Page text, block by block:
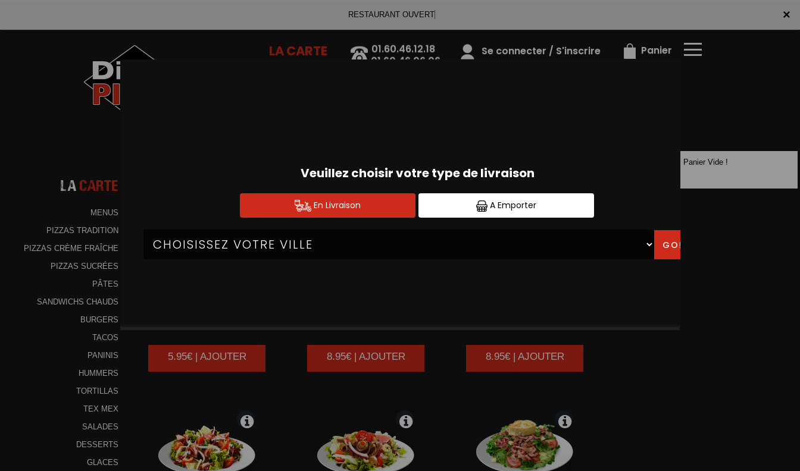
×
RESTAURANT OUVERT
LA CARTE
01.60.46.12.18
01.60.46.06.06
Se connecter / S'inscrire Panier
×
LaCarte
MENUS
PIZZAS TRADITION
PIZZAS CRÈME FRAÎCHE
PIZZAS SUCRÉES
PÂTES
SANDWICHS CHAUDS
BURGERS
TACOS
PANINIS
HUMMERS
TORTILLAS
TEX MEX
SALADES
DESSERTS
GLACES
SALADES
5.95€ | AJOUTER 8.95€ | AJOUTER 8.95€ | AJOUTER
Panier Vide !